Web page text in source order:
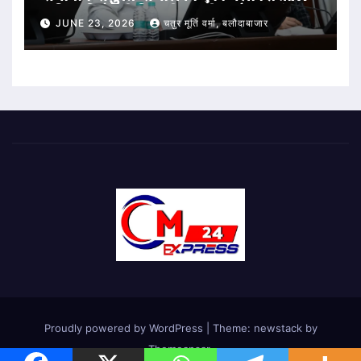
अधिकारियों की विभागीय समीक्षा बैठक संपन्न
JUNE 23, 2026 चतुर मूर्ति वर्मा, बलौदाबाजार
Proudly powered by WordPress
Theme: newstack by
Themeansar.